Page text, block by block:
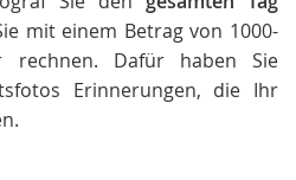
mit einem Betrag von 1000-
rechnen. Dafür haben Sie
Erinnerungen, die Ihr